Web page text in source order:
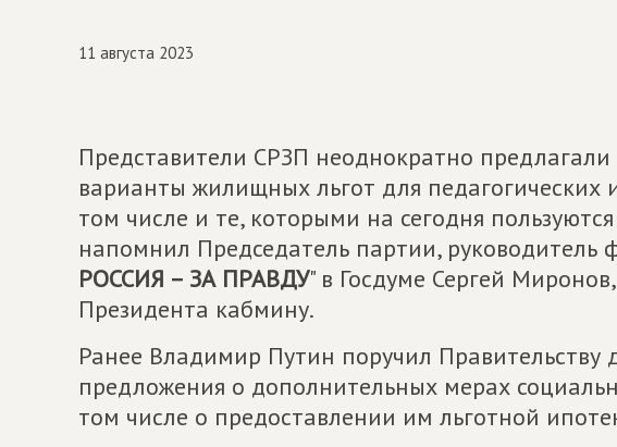
11 августа 2023
Представители СРЗП неоднократно предлагали
варианты жилищных льгот для педагогических
том числе и те, которыми на сегодня
напомнил Председатель партии, руководитель
РОССИЯ – ЗА ПРАВДУ" в Госдуме Сергей
Президента кабмину.
Ранее Владимир Путин поручил Правительству
предложения о дополнительных мерах
том числе о предоставлении им льготной